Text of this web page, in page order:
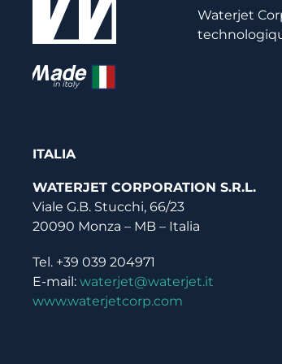
Waterjet
ITALIA
WATERJET CORPORATION S.R.L.
Viale G.B. Stucchi, 66/23
20090 Monza – MB – Italia
Tel. +39 039 204971
E-mail: waterjet@waterjet.it
www.waterjetcorp.com